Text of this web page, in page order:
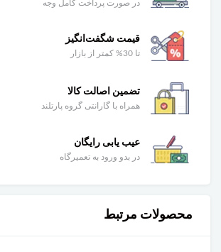
در صورت پرداخت کامل وجه
قیمت شگفت‌انگیز
تا 30% کمتر از بازار
تضمین اصالت کالا
همراه با گارانتی گروه پارتلند
عیب یابی رایگان
در بدو ورود به تعمیرگاه
محصولات مرتبط